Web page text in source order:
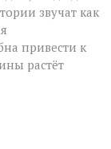
звучат как
привести к
растёт